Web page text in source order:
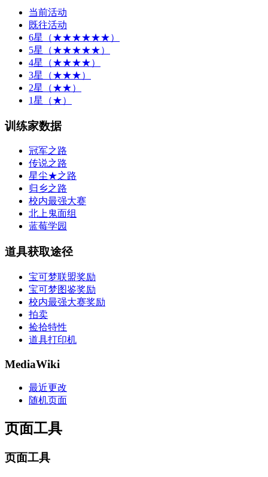
当前活动
既往活动
6星（★★★★★★）
5星（★★★★★）
4星（★★★★）
3星（★★★）
2星（★★）
1星（★）
训练家数据
冠军之路
传说之路
星尘★之路
归乡之路
校内最强大赛
北上鬼面组
蓝莓学园
道具获取途径
宝可梦联盟奖励
宝可梦图鉴奖励
校内最强大赛奖励
拍卖
捡拾特性
道具打印机
MediaWiki
最近更改
随机页面
页面工具
页面工具